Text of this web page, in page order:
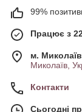
99%
Працює з
м. Миколаїв
Миколаїв,
Контакти
Сьогодні